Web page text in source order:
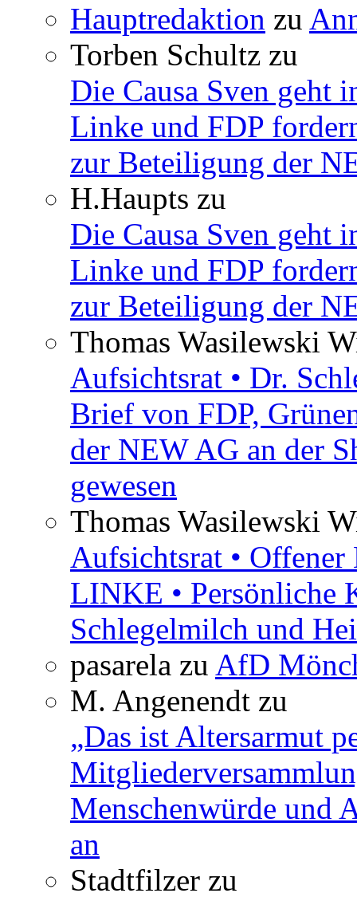
Hauptredaktion zu
Torben Schultz zu
Die Causa Sven geht
Linke und FDP
zur Beteiligung der
H.Haupts zu
Die Causa Sven geht
Linke und FDP
zur Beteiligung der
Thomas Wasilewski
Aufsichtsrat • Dr.
Brief von FDP,
der NEW AG an der
gewesen
Thomas Wasilewski
Aufsichtsrat •
LINKE • Persönliche
Schlegelmilch und
pasarela zu AfD
M. Angenendt zu
„Das ist Altersarmut
Menschenwürde und
an
Stadtfilzer zu